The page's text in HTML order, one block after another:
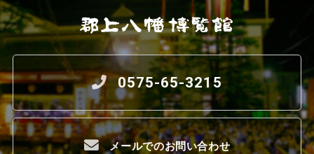
0575-65-3215
メールでのお問い合わせ